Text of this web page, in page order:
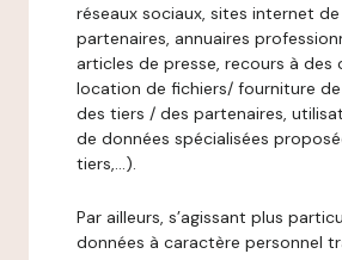
réseaux sociaux, sites internet
partenaires, annuaires
articles de presse, recours à des
location de fichiers/ fourniture
des tiers / des partenaires,
de données spécialisées
tiers,…).
Par ailleurs, s’agissant plus
données à caractère personnel